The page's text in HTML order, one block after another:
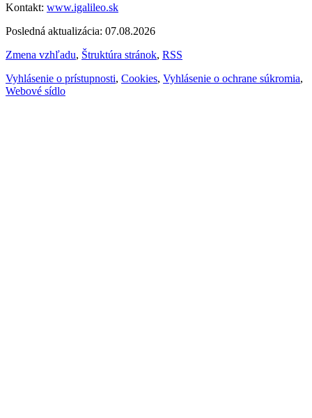
Kontakt: www.igalileo.sk
Posledná aktualizácia: 07.08.2026
Zmena vzhľadu, Štruktúra stránok, RSS
Vyhlásenie o prístupnosti, Cookies, Vyhlásenie o ochrane súkromia,
Webové sídlo